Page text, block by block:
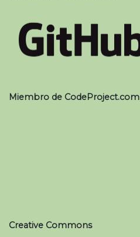
Miembro de CodeProject.com
Creative Commons